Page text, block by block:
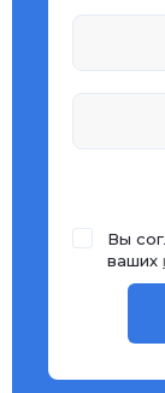
Вы
ваших